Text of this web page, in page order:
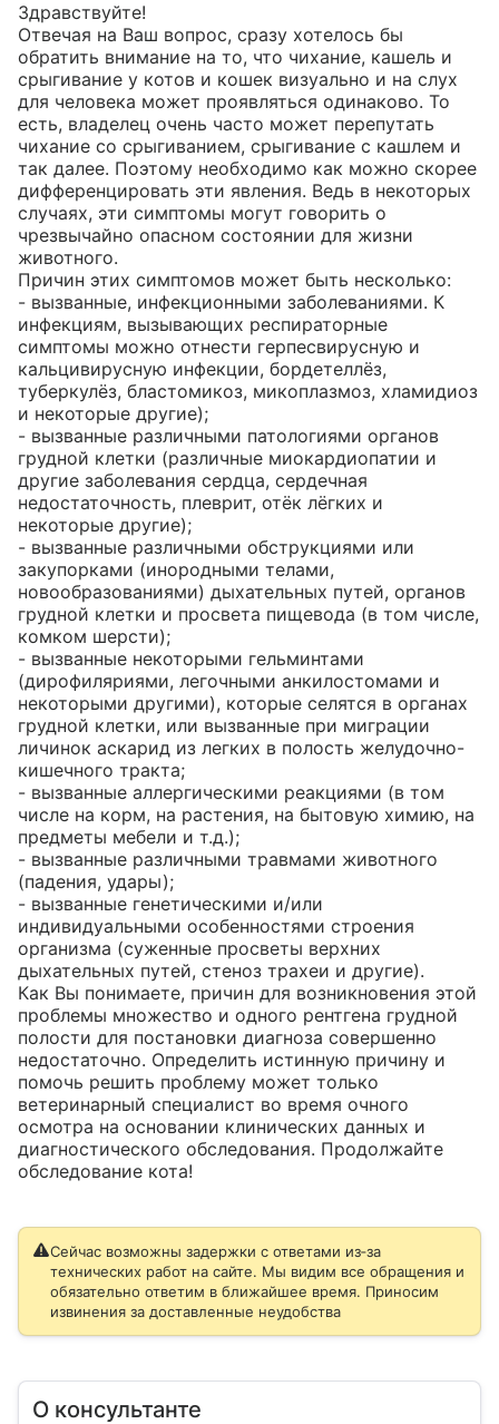
Здравствуйте!
Отвечая на Ваш вопрос, сразу хотелось бы
обратить внимание на то, что чихание, кашель и
срыгивание у котов и кошек визуально и на слух
для человека может проявляться одинаково. То
есть, владелец очень часто может перепутать
чихание со срыгиванием, срыгивание с кашлем и
так далее. Поэтому необходимо как можно скорее
дифференцировать эти явления. Ведь в некоторых
случаях, эти симптомы могут говорить о
чрезвычайно опасном состоянии для жизни
животного.
Причин этих симптомов может быть несколько:
- вызванные, инфекционными заболеваниями. К
инфекциям, вызывающих респираторные
симптомы можно отнести герпесвирусную и
кальцивирусную инфекции, бордетеллёз,
туберкулёз, бластомикоз, микоплазмоз, хламидиоз
и некоторые другие);
- вызванные различными патологиями органов
грудной клетки (различные миокардиопатии и
другие заболевания сердца, сердечная
недостаточность, плеврит, отёк лёгких и
некоторые другие);
- вызванные различными обструкциями или
закупорками (инородными телами,
новообразованиями) дыхательных путей, органов
грудной клетки и просвета пищевода (в том числе,
комком шерсти);
- вызванные некоторыми гельминтами
(дирофиляриями, легочными анкилостомами и
некоторыми другими), которые селятся в органах
грудной клетки, или вызванные при миграции
личинок аскарид из легких в полость желудочно-
кишечного тракта;
- вызванные аллергическими реакциями (в том
числе на корм, на растения, на бытовую химию, на
предметы мебели и т.д.);
- вызванные различными травмами животного
(падения, удары);
- вызванные генетическими и/или
индивидуальными особенностями строения
организма (суженные просветы верхних
дыхательных путей, стеноз трахеи и другие).
Как Вы понимаете, причин для возникновения этой
проблемы множество и одного рентгена грудной
полости для постановки диагноза совершенно
недостаточно. Определить истинную причину и
помочь решить проблему может только
ветеринарный специалист во время очного
осмотра на основании клинических данных и
диагностического обследования. Продолжайте
обследование кота!
Сейчас возможны задержки с ответами из‑за
технических работ на сайте. Мы видим все обращения и
обязательно ответим в ближайшее время. Приносим
извинения за доставленные неудобства
О консультанте